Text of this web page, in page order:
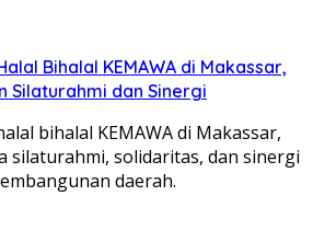
Bihalal KEMAWA di Makassar,
Silaturahmi dan Sinergi
bihalal KEMAWA di Makassar,
silaturahmi, solidaritas, dan sinergi
daerah.